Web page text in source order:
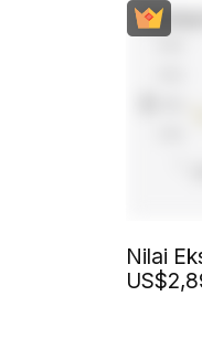
Nilai